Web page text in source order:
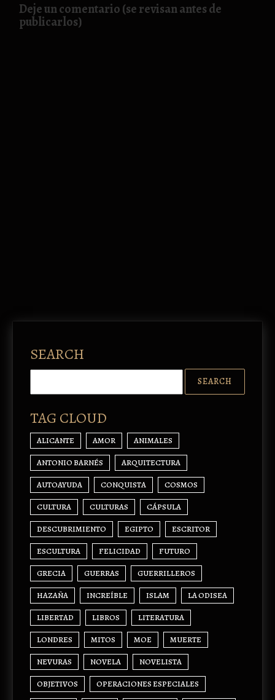
Deje un comentario (se revisan antes de
publicarlos)
SEARCH
TAG CLOUD
ALICANTE AMOR ANIMALES
ANTONIO BARNÉS ARQUITECTURA
AUTOAYUDA CONQUISTA COSMOS
CULTURA CULTURAS CÁPSULA
DESCUBRIMIENTO EGIPTO ESCRITOR
ESCULTURA FELICIDAD FUTURO
GRECIA GUERRAS GUERRILLEROS
HAZAÑA INCREÍBLE ISLAM LA ODISEA
LIBERTAD LIBROS LITERATURA
LONDRES MITOS MOE MUERTE
NEVURAS NOVELA NOVELISTA
OBJETIVOS OPERACIONES ESPECIALES